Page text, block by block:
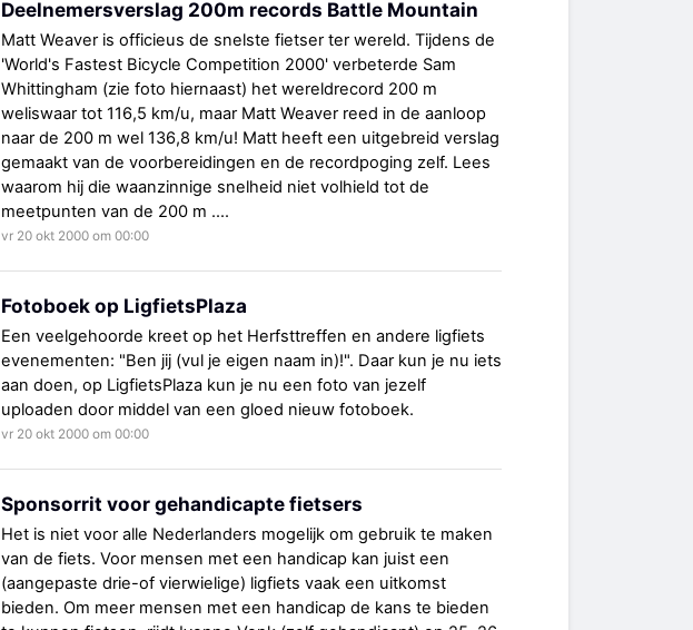
Deelnemersverslag 200m records Battle Mountain
Matt Weaver is officieus de snelste fietser ter wereld. Tijdens de
'World's Fastest Bicycle Competition 2000' verbeterde Sam
Whittingham (zie foto hiernaast) het wereldrecord 200 m
weliswaar tot 116,5 km/u, maar Matt Weaver reed in de aanloop
naar de 200 m wel 136,8 km/u! Matt heeft een uitgebreid verslag
gemaakt van de voorbereidingen en de recordpoging zelf. Lees
waarom hij die waanzinnige snelheid niet volhield tot de
meetpunten van de 200 m ....
vr 20 okt 2000 om 00:00
Fotoboek op LigfietsPlaza
Een veelgehoorde kreet op het Herfsttreffen en andere ligfiets
evenementen: "Ben jij (vul je eigen naam in)!". Daar kun je nu iets
aan doen, op LigfietsPlaza kun je nu een foto van jezelf
uploaden door middel van een gloed nieuw fotoboek.
vr 20 okt 2000 om 00:00
Sponsorrit voor gehandicapte fietsers
Het is niet voor alle Nederlanders mogelijk om gebruik te maken
van de fiets. Voor mensen met een handicap kan juist een
(aangepaste drie-of vierwielige) ligfiets vaak een uitkomst
bieden. Om meer mensen met een handicap de kans te bieden